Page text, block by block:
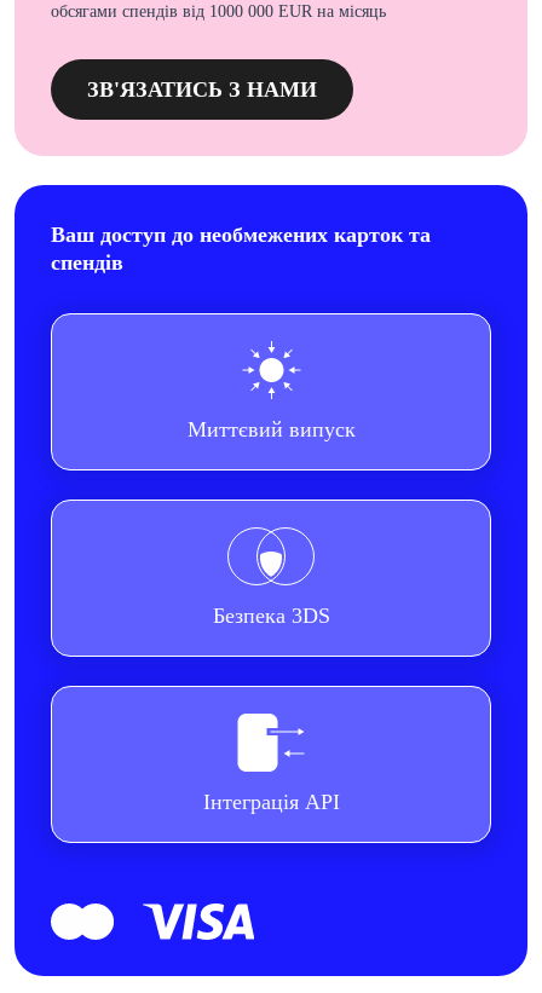
обсягами спендів від 1000 000 EUR на місяць
ЗВ'ЯЗАТИСЬ З НАМИ
Ваш доступ до необмежених карток та
спендів
Миттєвий випуск
Безпека 3DS
Інтеграція API